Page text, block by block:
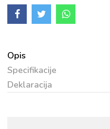
Opis
Specifikacije
Deklaracija